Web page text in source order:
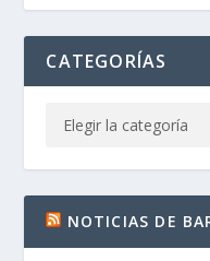
CATEGORÍAS
NOTICIAS DE